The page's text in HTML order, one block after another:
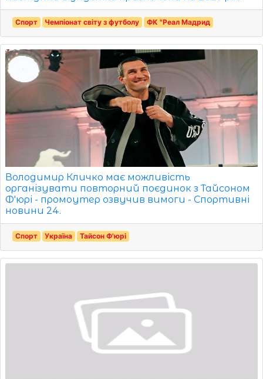
Спорт Чемпіонат світу з футболу ФК "Реал Мадрид
Володимир Кличко має можливість
організувати повторний поєдинок з Тайсоном
Ф'юрі - промоутер озвучив вимоги - Спортивні
новини 24.
Спорт Україна Тайсон Ф'юрі